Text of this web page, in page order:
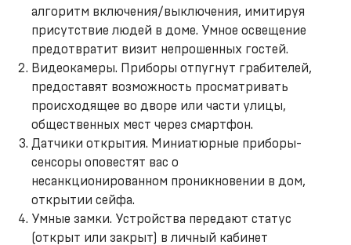
алгоритм включения/выключения, имитируя
присутствие людей в доме. Умное освещение
предотвратит визит непрошенных гостей.
Видеокамеры. Приборы отпугнут грабителей,
предоставят возможность просматривать
происходящее во дворе или части улицы,
общественных мест через смартфон.
Датчики открытия. Миниатюрные приборы-
сенсоры оповестят вас о
несанкционированном проникновении в дом,
открытии сейфа.
Умные замки. Устройства передают статус
(открыт или закрыт) в личный кабинет